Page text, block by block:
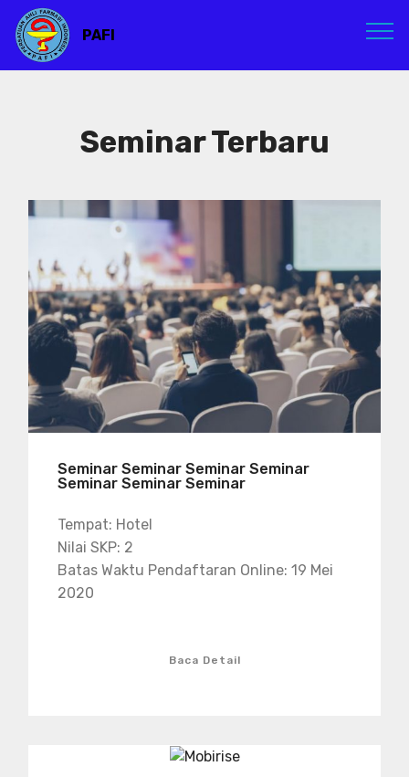
PAFI
Seminar Terbaru
Seminar Seminar Seminar Seminar
Seminar Seminar Seminar
Tempat: Hotel
Nilai SKP: 2
Batas Waktu Pendaftaran Online: 19 Mei
2020
Baca Detail